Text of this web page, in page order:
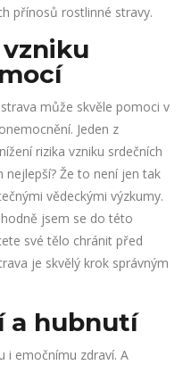
přínosů rostlinné stravy.
může skvěle pomoci v
Jeden z
rizika vzniku srdečních
nejlepší? Že to není jen tak
vědeckými výzkumy.
jsem se do této
své tělo chránit před
je skvělý krok správným
a hubnutí
i emočnímu zdraví. A